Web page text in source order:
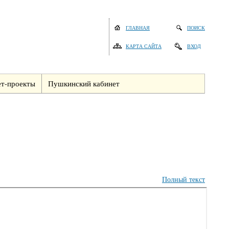
ГЛАВНАЯ
КАРТА САЙТА
ПОИСК
ВХОД
проекты Пушкинский кабинет
Полный текст